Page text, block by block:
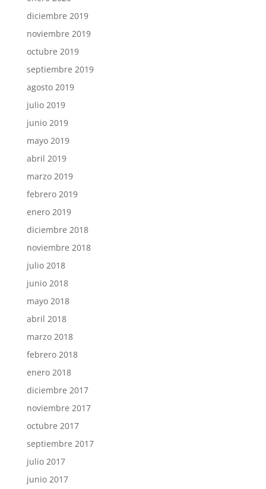
diciembre 2019
noviembre 2019
octubre 2019
septiembre 2019
agosto 2019
julio 2019
junio 2019
mayo 2019
abril 2019
marzo 2019
febrero 2019
enero 2019
diciembre 2018
noviembre 2018
julio 2018
junio 2018
mayo 2018
abril 2018
marzo 2018
febrero 2018
enero 2018
diciembre 2017
noviembre 2017
octubre 2017
septiembre 2017
julio 2017
junio 2017